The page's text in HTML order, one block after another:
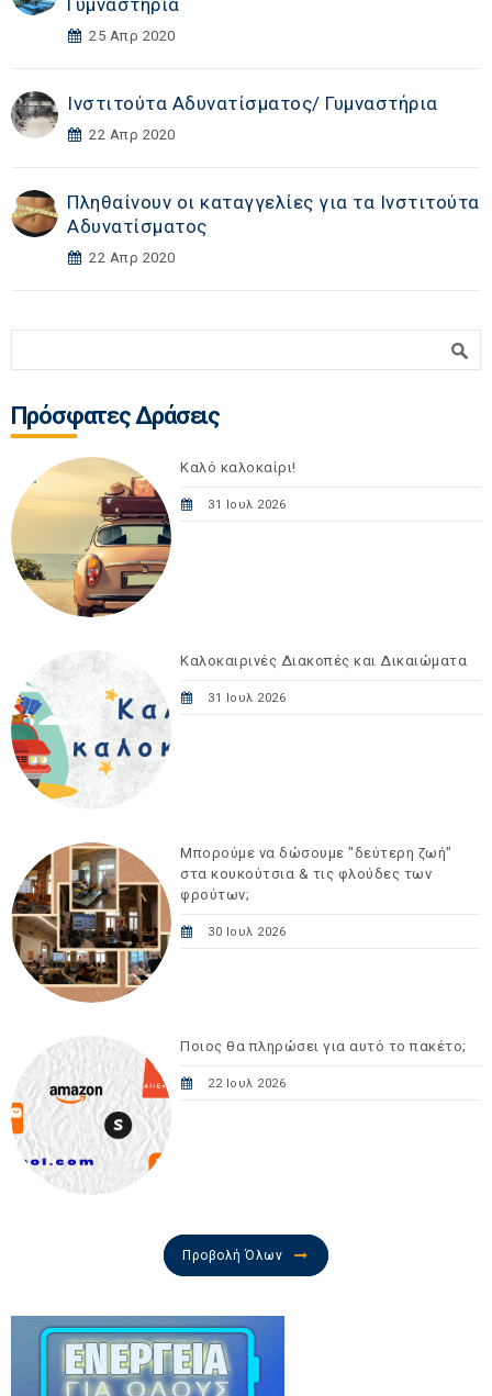
Γυμναστήρια
25 Απρ 2020
Ινστιτούτα Αδυνατίσματος/ Γυμναστήρια
22 Απρ 2020
Πληθαίνουν οι καταγγελίες για τα Ινστιτούτα
Αδυνατίσματος
22 Απρ 2020
Πρόσφατες Δράσεις
Καλό καλοκαίρι!
31 Ιουλ 2026
Καλοκαιρινές Διακοπές και Δικαιώματα
31 Ιουλ 2026
Μπορούμε να δώσουμε "δεύτερη ζωή"
στα κουκούτσια & τις φλούδες των
φρούτων;
30 Ιουλ 2026
Ποιος θα πληρώσει για αυτό το πακέτο;
22 Ιουλ 2026
Προβολή Όλων